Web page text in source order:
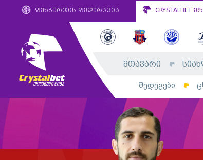
ფეხბურთის ფედერაცია
მთავარი
შედეგები